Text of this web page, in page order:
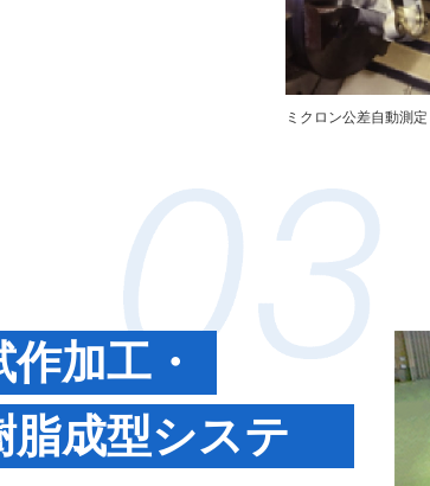
ミクロン公差自動測定
作加工・
脂成型システ